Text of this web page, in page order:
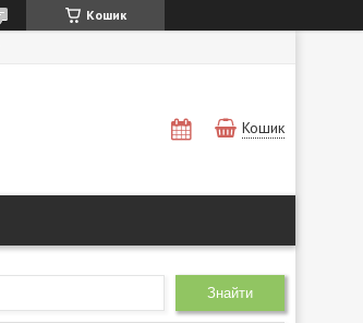
Кошик
Кошик
Знайти